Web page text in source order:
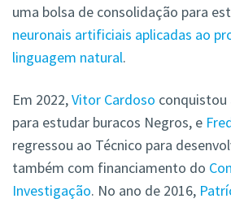
uma bolsa de consolidação para
neuronais artificiais aplicadas ao
linguagem natural.
Em 2022,Vitor Cardoso conquistou
para estudar buracos Negros, e
regressou ao Técnico para
também com financiamento do
Investigação. No ano de 2016,